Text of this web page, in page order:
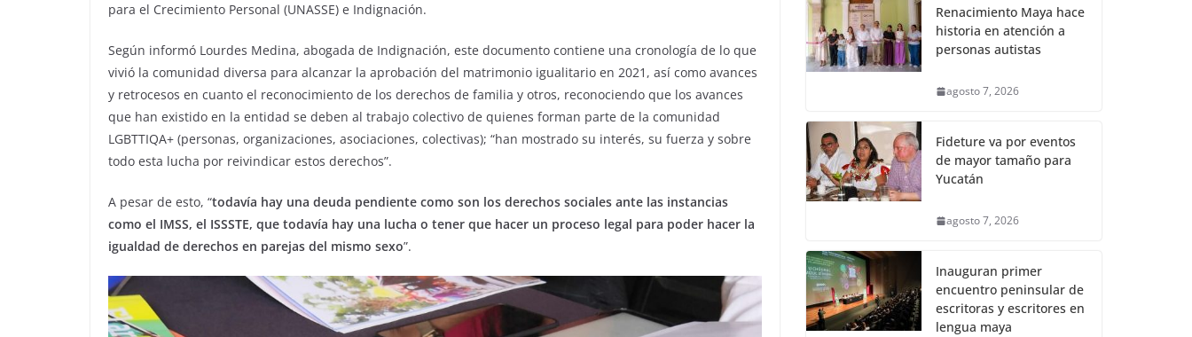
para el Crecimiento Personal (UNASSE) e Indignación.
Según informó Lourdes Medina, abogada de Indignación, este documento contiene una cronología de lo que
vivió la comunidad diversa para alcanzar la aprobación del matrimonio igualitario en 2021, así como avances
y retrocesos en cuanto el reconocimiento de los derechos de familia y otros, reconociendo que los avances
que han existido en la entidad se deben al trabajo colectivo de quienes forman parte de la comunidad
LGBTTIQA+ (personas, organizaciones, asociaciones, colectivas); “han mostrado su interés, su fuerza y sobre
todo esta lucha por reivindicar estos derechos”.
A pesar de esto, “todavía hay una deuda pendiente como son los derechos sociales ante las instancias
como el IMSS, el ISSSTE, que todavía hay una lucha o tener que hacer un proceso legal para poder hacer la
igualdad de derechos en parejas del mismo sexo”.
Renacimiento Maya hace
historia en atención a
personas autistas
agosto 7, 2026
Fideture va por eventos
de mayor tamaño para
Yucatán
agosto 7, 2026
Inauguran primer
encuentro peninsular de
escritoras y escritores en
lengua maya